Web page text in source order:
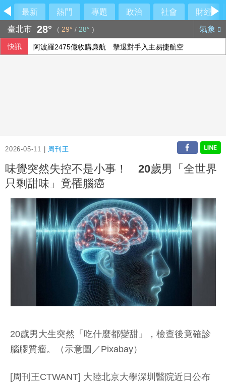
最新 熱門 專題 政治 社會
財經
臺北市 28° ( 29° / 28° ) 氣象
快訊 阿波羅2475億收購廉航 擊退對手入主易捷航空
2026-05-11 | 周刊王
味覺突然失控不是小事！ 20歲男「全世界
只剩甜味」竟罹腦癌
20歲男大生突然「吃什麼都變甜」，檢查後竟確診
腦膠質瘤。（示意圖／Pixabay）
[周刊王CTWANT] 大陸北京大學深圳醫院近日公布